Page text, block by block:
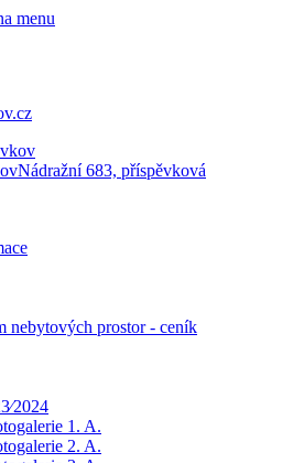
menu
Nádražní 683, příspěvková
nebytových prostor - ceník
1. A.
2. A.